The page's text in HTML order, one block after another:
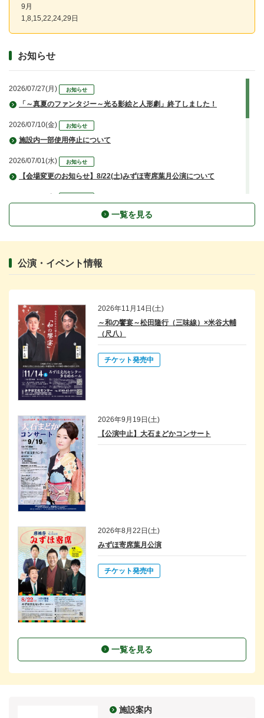
9月
1,8,15,22,24,29日
お知らせ
2026/07/27(月) お知らせ
「～真夏のファンタジー～光る影絵と人形劇」終了しました！
2026/07/10(金) お知らせ
施設内一部使用停止について
2026/07/01(水) お知らせ
【会場変更のお知らせ】8/22(土)みずほ寄席葉月公演について
【公演中止のお知らせ】9/19(土) 大石まどかコンサートについて
2026/05/14(木) お知らせ
2026/02/20(金) お知らせ
アーティスト・アーカイブスに新規登録されました！
2026/01/17(土) お知らせ
「新春落語まつり」終了しました！
2025/04/16(水) お知らせ
「彦根市施設予約システム」で施設空き状況が確認できるようになりまし
一覧を見る
公演・イベント情報
2026年11月14日(土)
～和の饗宴～松田隆行（三味線）×米谷大輔
（尺八）
チケット発売中
2026年9月19日(土)
【公演中止】大石まどかコンサート
2026年8月22日(土)
みずほ寄席葉月公演
チケット発売中
一覧を見る
施設案内